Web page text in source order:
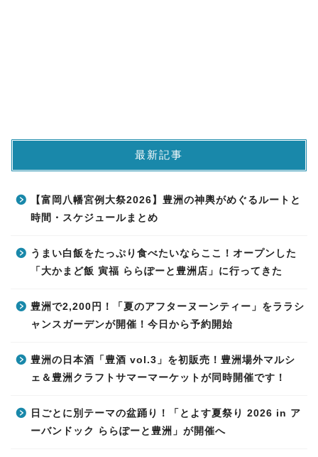
最新記事
【富岡八幡宮例大祭2026】豊洲の神輿がめぐるルートと
時間・スケジュールまとめ
うまい白飯をたっぷり食べたいならここ！オープンした
「大かまど飯 寅福 ららぽーと豊洲店」に行ってきた
豊洲で2,200円！「夏のアフターヌーンティー」をララシ
ャンスガーデンが開催！今日から予約開始
豊洲の日本酒「豊酒 vol.3」を初販売！豊洲場外マルシ
ェ＆豊洲クラフトサマーマーケットが同時開催です！
日ごとに別テーマの盆踊り！「とよす夏祭り 2026 in ア
ーバンドック ららぽーと豊洲」が開催へ